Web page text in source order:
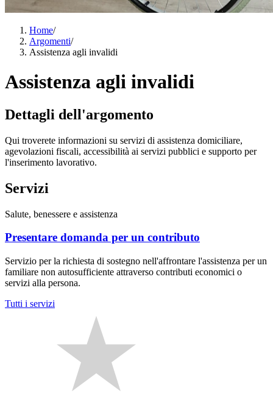
Home/
Argomenti/
Assistenza agli invalidi
Assistenza agli invalidi
Dettagli dell'argomento
Qui troverete informazioni su servizi di assistenza domiciliare,
agevolazioni fiscali, accessibilità ai servizi pubblici e supporto per
l'inserimento lavorativo.
Servizi
Salute, benessere e assistenza
Presentare domanda per un contributo
Servizio per la richiesta di sostegno nell'affrontare l'assistenza per un
familiare non autosufficiente attraverso contributi economici o
servizi alla persona.
Tutti i servizi